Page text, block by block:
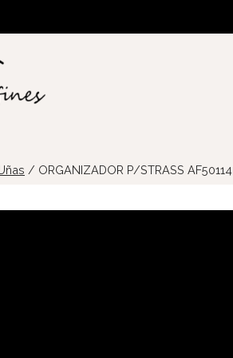
/ ORGANIZADOR P/STRASS AF50114